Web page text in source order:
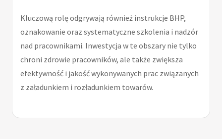
Kluczową rolę odgrywają również instrukcje BHP,
oznakowanie oraz systematyczne szkolenia i nadzór
nad pracownikami. Inwestycja w te obszary nie tylko
chroni zdrowie pracowników, ale także zwiększa
efektywność i jakość wykonywanych prac związanych
z załadunkiem i rozładunkiem towarów.